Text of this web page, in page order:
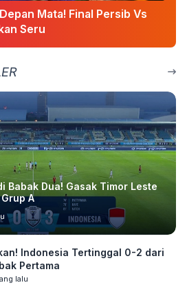
Mata! Final Persib Vs
Seru
Babak Dua! Gasak Timor Leste
A
Indonesia Tertinggal 0-2 dari
Pertama
lalu